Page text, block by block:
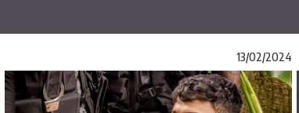
13/02/2024